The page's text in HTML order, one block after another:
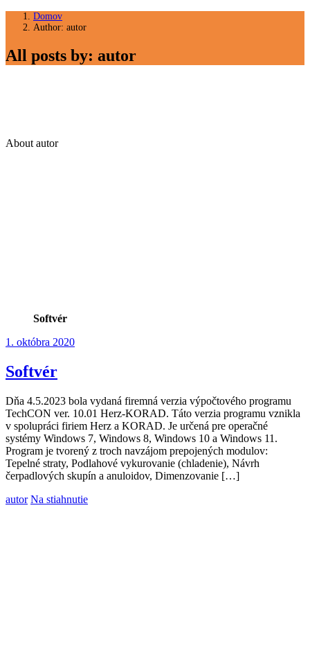
Domov
Author: autor
All posts by: autor
About autor
Softvér
1. októbra 2020
Softvér
Dňa 4.5.2023 bola vydaná firemná verzia výpočtového programu
TechCON ver. 10.01 Herz-KORAD. Táto verzia programu vznikla
v spolupráci firiem Herz a KORAD. Je určená pre operačné
systémy Windows 7, Windows 8, Windows 10 a Windows 11.
Program je tvorený z troch navzájom prepojených modulov:
Tepelné straty, Podlahové vykurovanie (chladenie), Návrh
čerpadlových skupín a anuloidov, Dimenzovanie […]
autor Na stiahnutie